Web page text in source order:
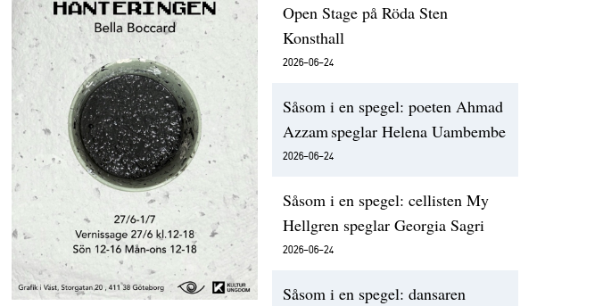
Open Stage på Röda Sten
Konsthall
2026-06-24
Såsom i en spegel: poeten Ahmad
Azzam speglar Helena Uambembe
2026-06-24
Såsom i en spegel: cellisten My
Hellgren speglar Georgia Sagri
2026-06-24
Såsom i en spegel: dansaren